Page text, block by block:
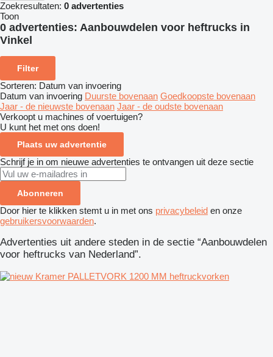
Zoekresultaten: 0 advertenties
Toon
0 advertenties: Aanbouwdelen voor heftrucks in
Vinkel
Filter
Sorteren: Datum van invoering
Datum van invoering Duurste bovenaan Goedkoopste bovenaan
Jaar - de nieuwste bovenaan Jaar - de oudste bovenaan
Verkoopt u machines of voertuigen?
U kunt het met ons doen!
Plaats uw advertentie
Schrijf je in om nieuwe advertenties te ontvangen uit deze sectie
Abonneren
Door hier te klikken stemt u in met ons privacybeleid en onze
gebruikersvoorwaarden.
Advertenties uit andere steden in de sectie “Aanbouwdelen
voor heftrucks van Nederland”.